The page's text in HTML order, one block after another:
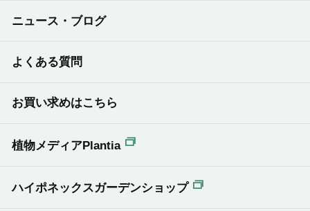
ニュース・ブログ
よくある質問
お買い求めはこちら
植物メディアPlantia
ハイポネックスガーデンショップ